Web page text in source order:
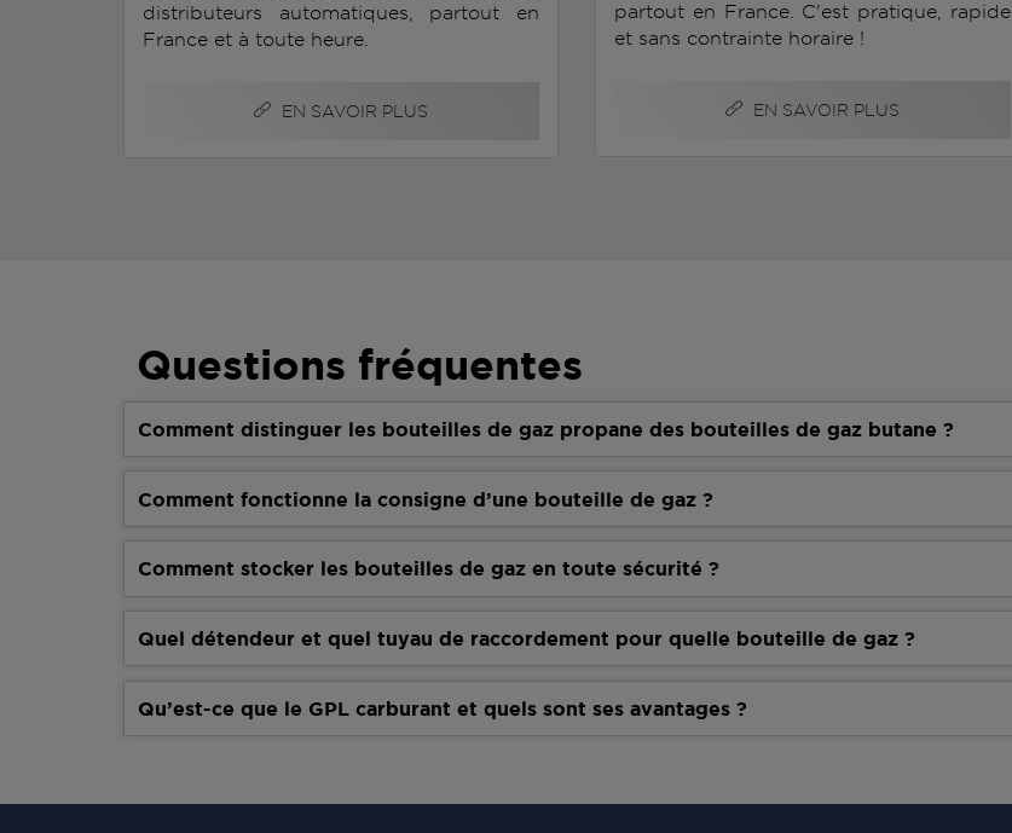
distributeurs automatiques, partout en
France et à toute heure.
EN SAVOIR PLUS
partout en France. C'est pratique, rapide
et sans contrainte horaire !
EN SAVOIR PLUS
Questions fréquentes
Comment distinguer les bouteilles de gaz propane des bouteilles de gaz butane ?
Comment fonctionne la consigne d’une bouteille de gaz ?
Comment stocker les bouteilles de gaz en toute sécurité ?
Quel détendeur et quel tuyau de raccordement pour quelle bouteille de gaz ?
Qu’est-ce que le GPL carburant et quels sont ses avantages ?